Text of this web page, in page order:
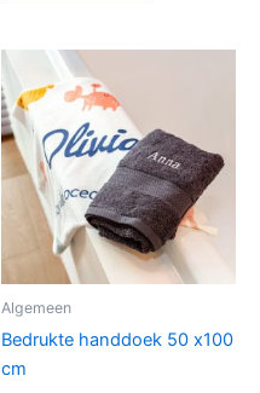
Algemeen
Bedrukte handdoek 50 x100
cm